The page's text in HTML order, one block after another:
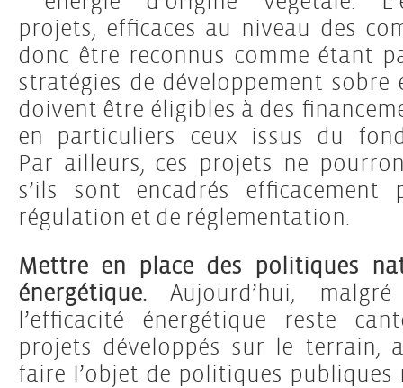
projets, efficaces au niveau des
donc être reconnus comme étant
stratégies de développement sobre
doivent être éligibles à des
en particuliers ceux issus du
Par ailleurs, ces projets ne
s’ils sont encadrés efficacement
régulation et de réglementation.
Mettre en place des politiques
énergétique.Aujourd’hui,
l’efficacité énergétique reste
projets développés sur le terrain,
faire l’objet de politiques publiques